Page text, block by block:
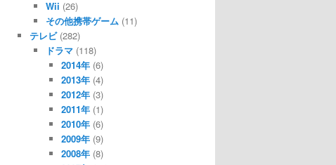
Wii (26)
その他携帯ゲーム (11)
テレビ(282)
ドラマ(118)
2014年 (6)
2013年 (4)
2012年 (3)
2011年 (1)
2010年 (6)
2009年 (9)
2008年 (8)